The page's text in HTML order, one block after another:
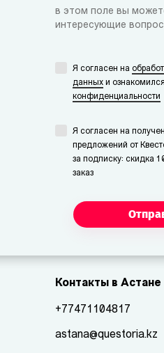
в этом поле вы
интересующие
Я согласен на
данных и
конфиденциальности
Я согласен на
предложений от
за подписку: скидка
заказ
Контакты в Астане
+77471104817
astana@questoria.kz